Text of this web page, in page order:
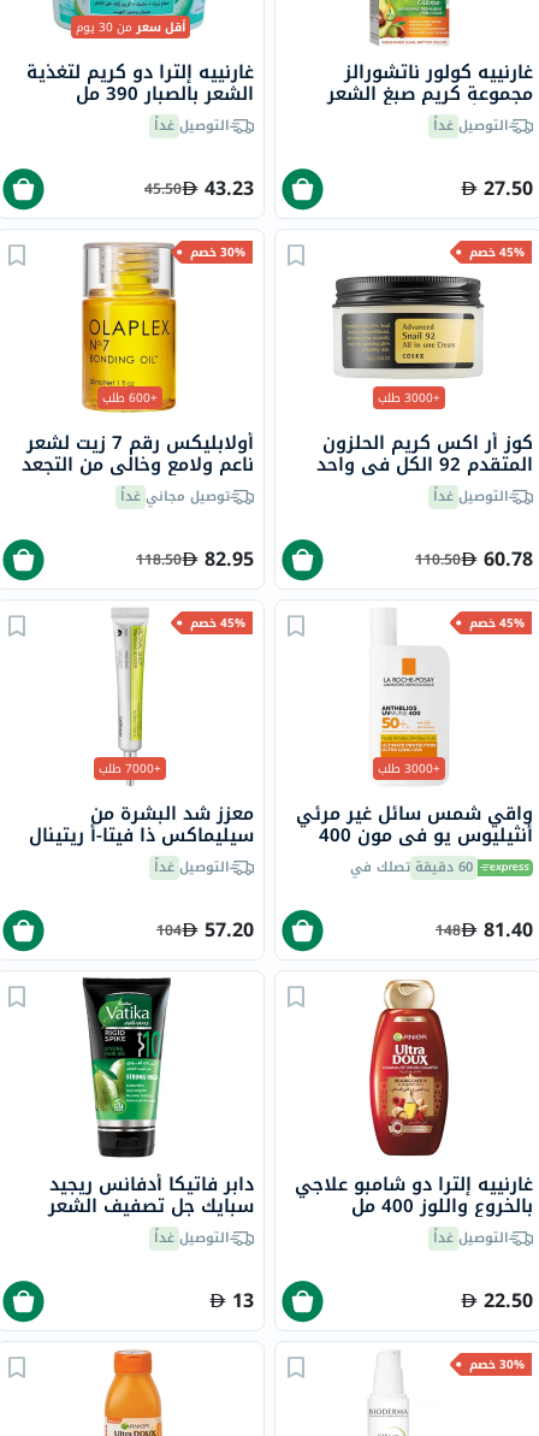
غارنييه كولور ناتشورالز
مجموعة كريم صبغ الشعر
2.10 - أسود أزرقالتوصيلغداً
27.50
أقل سعرمن 30 يوم
غارنييه إلترا دو كريم لتغذية
الشعر بالصبار 390 مل
التوصيلغداً
43.23
45.50
45% خصم
+3000 طلب
كوز أر اكس كريم الحلزون
المتقدم 92 الكل في واحد
100 ملالتوصيلغداً
60.78
110.50
30% خصم
+600 طلب
أولابليكس رقم 7 زيت لشعر
ناعم ولامع وخالي من التجعد
30 ملتوصيل مجانيغداً
82.95
118.50
45% خصم
+3000 طلب
واقي شمس سائل غير مرئي
أنثيليوس يو في مون 400
لاروش بوزيه، عامل حماية
50+ - 50 مل 60 دقيقة تصلك في
81.40
148
45% خصم
+7000 طلب
معزز شد البشرة من
سيليماكس ذا فيتا-أ ريتينال
شوت، 15 مل
التوصيلغداً
57.20
104
غارنييه إلترا دو شامبو علاجي
بالخروع واللوز 400 مل
التوصيلغداً
22.50
دابر فاتيكا أدفانس ريجيد
سبايك جل تصفيف الشعر
صلب 10 تثبيت قوي 150 ملالتوصيلغداً
13
30% خصم